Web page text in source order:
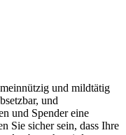
und mildtätig
und
und Spender eine
Sie sicher sein, dass Ihre